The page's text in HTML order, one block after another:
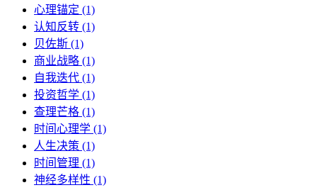
心理锚定 (1)
认知反转 (1)
贝佐斯 (1)
商业战略 (1)
自我迭代 (1)
投资哲学 (1)
查理芒格 (1)
时间心理学 (1)
人生决策 (1)
时间管理 (1)
神经多样性 (1)